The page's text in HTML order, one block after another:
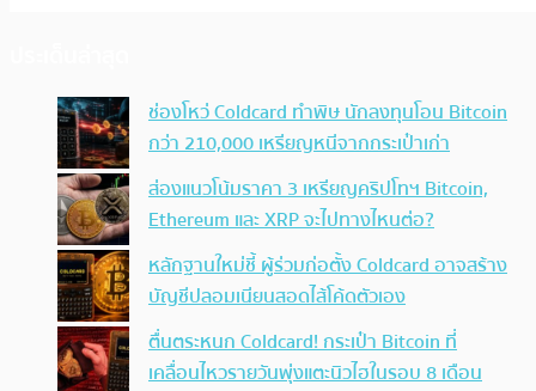
ช่องโหว่ Coldcard ทำพิษ นักลงทุนโอน Bitcoin
กว่า 210,000 เหรียญหนีจากกระเป๋าเก่า
ส่องแนวโน้มราคา 3 เหรียญคริปโทฯ Bitcoin,
Ethereum และ XRP จะไปทางไหนต่อ?
หลักฐานใหม่ชี้ ผู้ร่วมก่อตั้ง Coldcard อาจสร้าง
บัญชีปลอมเนียนสอดไส้โค้ดตัวเอง
ตื่นตระหนก Coldcard! กระเป๋า Bitcoin ที่
เคลื่อนไหวรายวันพุ่งแตะนิวไฮในรอบ 8 เดือน